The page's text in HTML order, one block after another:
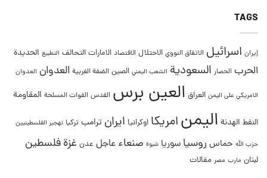
TAGS
إيران اسرائيل الاتفاق النووي الاحتلال الاقتصاد الامارات التحالف التطبيع الحديدة
الحرب الحصار السعودية الشعب اليمني الصين الضفة الغربية العدوان العدوان
الامريكي على اليمن العراق العين برس القدس القوات المسلحة المقاومة
النفط الهدنة اليمنامريكا اوكرانيا ايران ترامب تركيا تهجير الفلسطينيين
حزب الله حماس روسيا سوريا شبوة صنعاء عاجل عدن غزةفلسطين
لبنان مارب مصر مقالات